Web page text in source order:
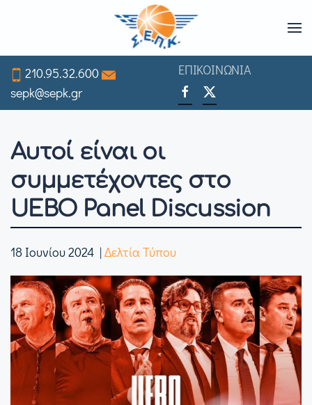
to
main
content
210.95.32.600
sepk@sepk.gr
ΕΠΙΚΟΙΝΩΝΙΑ
Αυτοί είναι οι
συμμετέχοντες στο
UEBO Panel Discussion
18 Ιουνίου 2024 |Δελτία Τύπου